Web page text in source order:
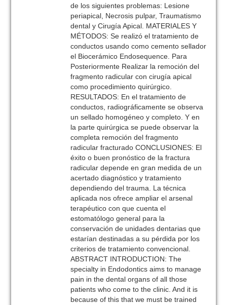
de los siguientes problemas: Lesione
periapical, Necrosis pulpar, Traumatismo
dental y Cirugía Apical. MATERIALES Y
MÉTODOS: Se realizó el tratamiento de
conductos usando como cemento sellador
el Biocerámico Endosequence. Para
Posteriormente Realizar la remoción del
fragmento radicular con cirugía apical
como procedimiento quirúrgico.
RESULTADOS: En el tratamiento de
conductos, radiográficamente se observa
un sellado homogéneo y completo. Y en
la parte quirúrgica se puede observar la
completa remoción del fragmento
radicular fracturado CONCLUSIONES: El
éxito o buen pronóstico de la fractura
radicular depende en gran medida de un
acertado diagnóstico y tratamiento
dependiendo del trauma. La técnica
aplicada nos ofrece ampliar el arsenal
terapéutico con que cuenta el
estomatólogo general para la
conservación de unidades dentarias que
estarían destinadas a su pérdida por los
criterios de tratamiento convencional.
ABSTRACT INTRODUCTION: The
specialty in Endodontics aims to manage
pain in the dental organs of all those
patients who come to the clinic. And it is
because of this that we must be trained